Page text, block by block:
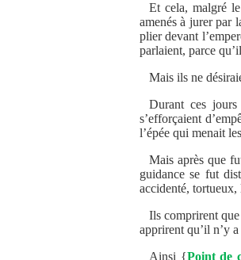
Et cela, malgré
amenés à jurer par
plier devant
parlaient, parce
Mais ils ne
Durant ces
s’efforçaient
l’épée qui menait
Mais après que
guidance se fut
accidenté, tortueux,
Ils comprirent
apprirent qu’il n’y
Ainsi {Point de